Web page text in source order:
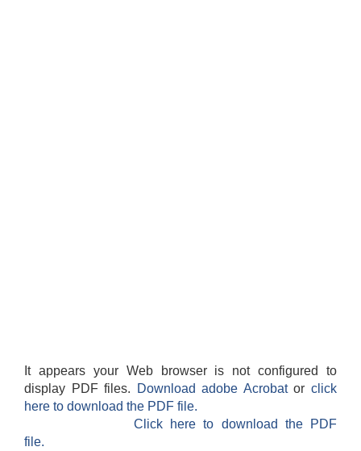
It appears your Web browser is not configured to
display PDF files.
Download adobe Acrobatorclick
here to download the PDF file.
Click here to download the PDF
file.